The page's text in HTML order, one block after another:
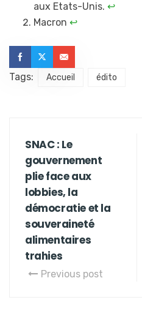
aux Etats-Unis. ↩︎
Macron ↩︎
Tags: Accueil édito
SNAC : Le
gouvernement
plie face aux
lobbies, la
démocratie et la
souveraineté
alimentaires
trahies
Previous post